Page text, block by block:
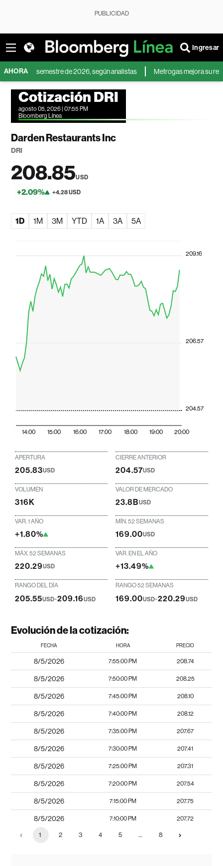
PUBLICIDAD
Ingresar
AHORA
semestre de 2026, según analistas Metrogas mejora su
Cotización DRI
agosto 05, 2026 | 07:55 PM
Bloomberg Línea
Darden Restaurants Inc
DRI
208.85USD
+2.09% +4.28 USD
1D 1M 3M YTD 1A 3A 5A
14:00 15:00 16:00 17:00 18:00 19:00 20:00
204.57
206.57
209.16
APERTURA
205.83USD
CIERRE ANTERIOR
204.57USD
VOLUMEN
316K
VALOR DE MERCADO
23.8BUSD
VAR. 1 AÑO
+1.80%
MÍN. 52 SEMANAS
169.00USD
MÁX. 52 SEMANAS
220.29USD
VAR. EN EL AÑO
+13.49%
RANGO DEL DÍA
205.55USD-209.16USD
RANGO 52 SEMANAS
169.00USD-220.29USD
Evolución de la cotización:
FECHA HORA PRECIO
8/5/2026 7:55:00 PM 208.74
8/5/2026 7:50:00 PM 208.25
8/5/2026 7:45:00 PM 208.10
8/5/2026 7:40:00 PM 208.12
8/5/2026 7:35:00 PM 207.67
8/5/2026 7:30:00 PM 207.41
8/5/2026 7:25:00 PM 207.31
8/5/2026 7:20:00 PM 207.54
8/5/2026 7:15:00 PM 207.75
8/5/2026 7:10:00 PM 207.72
1 2 3 4 5 … 8